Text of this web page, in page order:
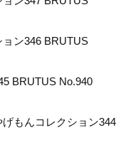
ン346 BRUTUS
BRUTUS No.940
もんコレクション344